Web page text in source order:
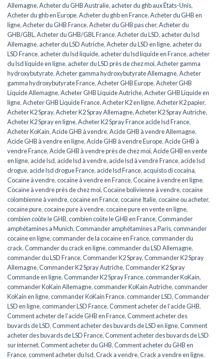
Allemagne,Acheter du GHB Australie, acheter du ghb aux États-Unis,
Acheter du ghb en Europe,Acheter du ghb en France,Acheter du GHB en
ligne,Acheter du GHB France,Acheter du GHB pas cher,Acheter du
GHB/GBL ,Acheter du GHB/GBL France,Acheter du LSD, acheter du lsd
Allemagne, acheter du LSD Autriche,Acheter du LSD en ligne, acheter du
LSD France, acheter du lsd liquide, acheter du lsd liquide en France, acheter
du lsd liquide en ligne, acheter du LSD près de chez moi,Acheter gamma
hydroxybutyrate,Acheter gamma hydroxybutyrate Allemagne,Acheter
gamma hydroxybutyrate France,Acheter GHB Europe,Acheter GHB
Liquide Allemagne,Acheter GHB Liquide Autriche,Acheter GHB Liquide en
ligne,Acheter GHB Liquide France,Acheter K2 en ligne,Acheter K2 papier,
Acheter K2 Spray,Acheter K2 Spray Allemagne,Acheter K2 Spray Autriche,
Acheter K2 Spray en ligne,Acheter K2 Spray France acide lsd France,
Acheter KoKain,Acide GHB à vendre,Acide GHB à vendre Allemagne,
Acide GHB à vendre en ligne,Acide GHB à vendre Europe,Acide GHB à
vendre France,Acide GHB à vendre près de chez moi,Acide GHB en vente
en ligne, acide lsd, acide lsd à vendre, acide lsd à vendre France, acide lsd
drogue, acide lsd drogue France, acide lsd France, acquisto di cocaina,
Cocaïne à vendre,cocaïne à vendre en France,Cocaïne à vendre en ligne,
Cocaïne à vendre près de chez moi,Cocaïne bolivienne à vendre,cocaïne
colombienne à vendre,cocaïne en France,cocaïne Italie,cocaïne ou acheter,
cocaïne pure,cocaïne pure à vendre,cocaïne pure en vente en ligne,
combien coûte le GHB,combien coûte le GHB en France,Commander
amphétamines a Munich,Commander amphétamines a Paris,commander
cocaïne en ligne,commander de la cocaïne en France,commander du
crack,Commander du crack en ligne,commander du LSD Allemagne,
commander du LSD France,Commander K2 Spray,Commander K2 Spray
Allemagne,Commander K2 Spray Autriche,Commander K2 Spray
Commande en ligne,Commander K2 Spray France,commander KoKain,
commander KoKain Allemagne,commander KoKain Autriche,commander
KoKain en ligne,commander KoKain France,commander LSD,Commander
LSD en ligne,commander LSD France,Comment acheter de l’acide GHB,
Comment acheter de l’acide GHB en France,Comment acheter des
buvards de LSD,Comment acheter des buvards de LSD en ligne,Comment
acheter des buvards de LSD France,Comment acheter des buvards de LSD
sur internet,Comment acheter du GHB,Comment acheter du GHB en
France,comment acheter du lsd,Crack a vendre,Crack a vendre en ligne,